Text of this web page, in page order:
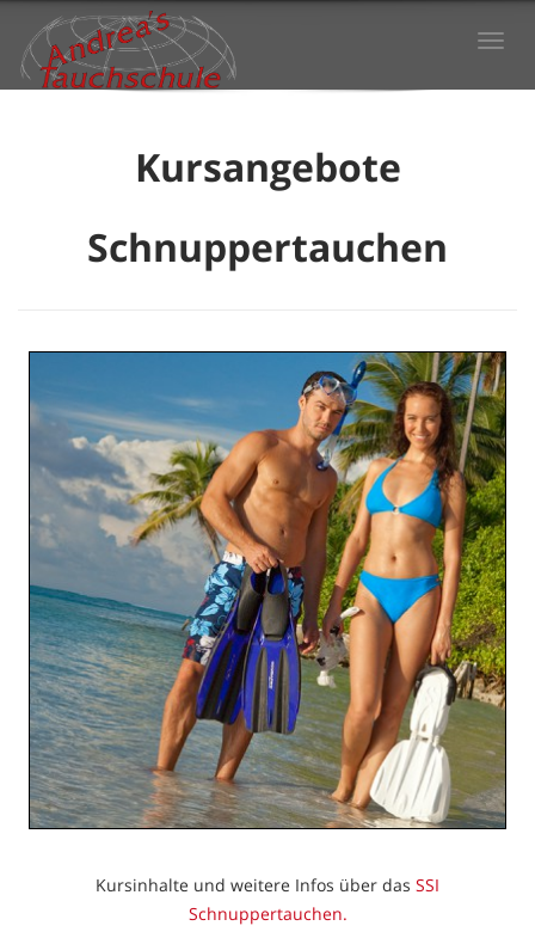
Kursangebote
Schnuppertauchen
Kursinhalte und weitere Infos über das SSI
Schnuppertauchen.